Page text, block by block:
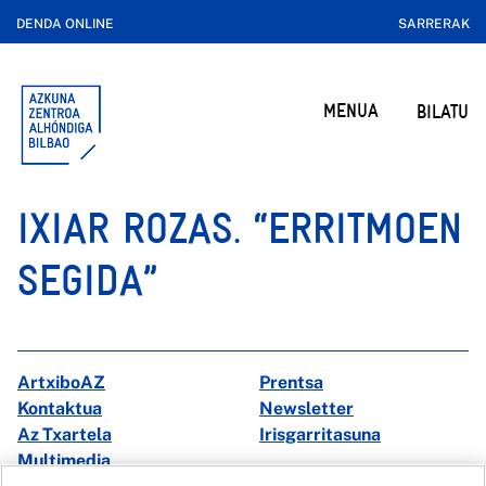
DENDA ONLINE SARRERAK
MENUA BILATU
IXIAR ROZAS. “ERRITMOEN
SEGIDA”
ArtxiboAZ
Prentsa
Kontaktua
Newsletter
Az Txartela
Irisgarritasuna
Multimedia